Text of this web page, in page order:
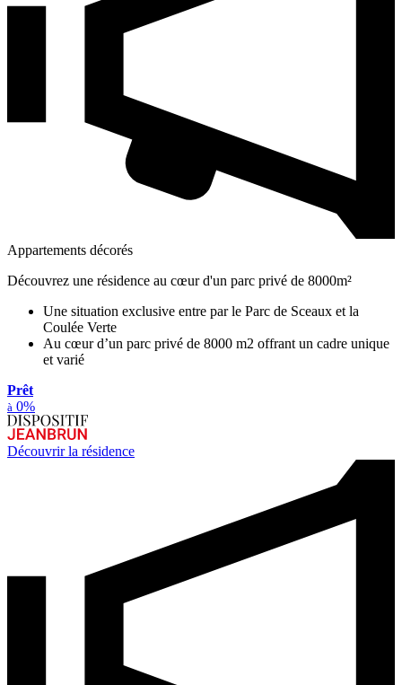
Appartements décorés
Découvrez une résidence au cœur d'un parc privé de 8000m²
Une situation exclusive entre par le Parc de Sceaux et la
Coulée Verte
Au cœur d’un parc privé de 8000 m2 offrant un cadre unique
et varié
Prêt
à 0%
Découvrir la résidence